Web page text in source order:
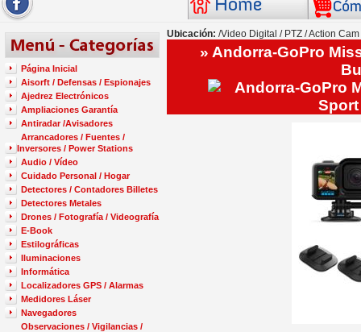
Página Inicial
Aisorft / Defensas / Espionajes
Ajedrez Electrónicos
Ampliaciones Garantía
Antiradar /Avisadores
Arrancadores / Fuentes /
Inversores / Power Stations
Audio / Vídeo
Cuidado Personal / Hogar
Detectores / Contadores Billetes
Detectores Metales
Drones / Fotografía / Videografía
E-Book
Estilográficas
Iluminaciones
Informática
Localizadores GPS / Alarmas
Medidores Láser
Navegadores
Observaciones / Vigilancias /
Ubicación: /Video Digital / PTZ / Action
» Andorra-GoPro